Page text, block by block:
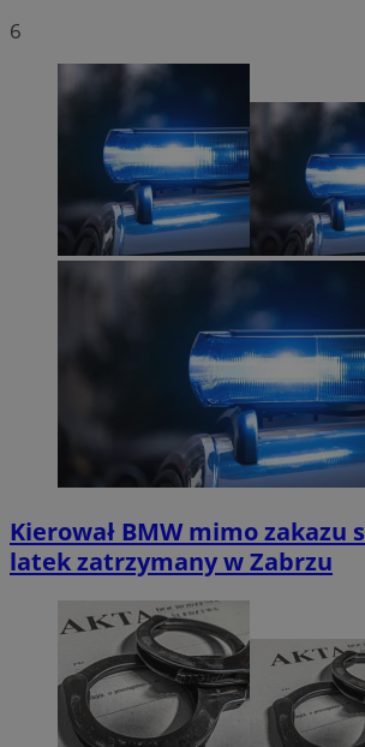
6
Kierował BMW mimo zakazu
latek zatrzymany w Zabrzu